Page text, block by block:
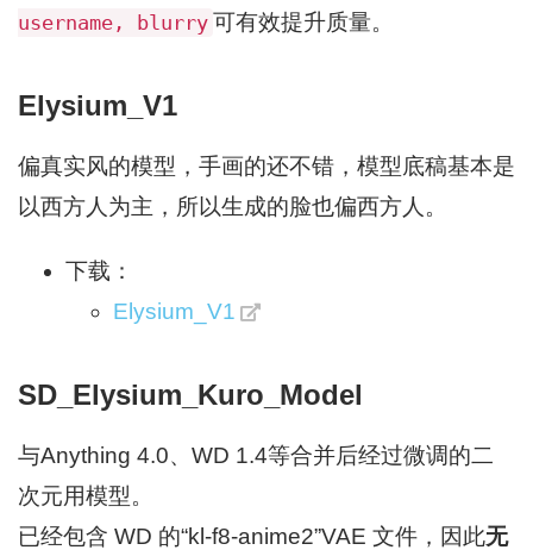
username, blurry 可有效提升质量。
Elysium_V1
偏真实风的模型，手画的还不错，模型底稿基本是
以西方人为主，所以生成的脸也偏西方人。
下载：
Elysium_V1
SD_Elysium_Kuro_Model
与Anything 4.0、WD 1.4等合并后经过微调的二
次元用模型。
已经包含 WD 的“kl-f8-anime2”VAE 文件，因此无